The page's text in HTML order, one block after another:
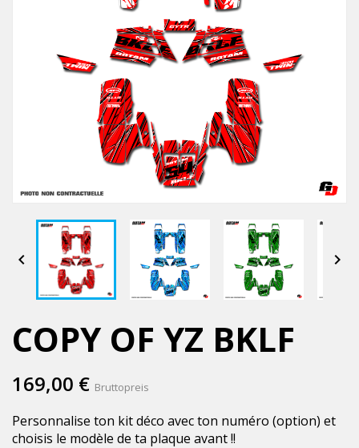
 
COPY OF YZ BKLF
169,00 € Bruttopreis
Personnalise ton kit déco avec ton numéro (option) et
choisis le modèle de ta plaque avant !!